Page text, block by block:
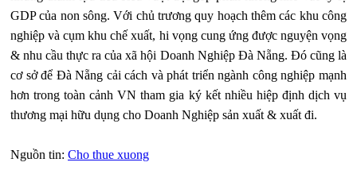
GDP của non sông. Với chủ trương quy hoạch thêm các khu công
nghiệp và cụm khu chế xuất, hi vọng cung ứng được nguyện vọng
& nhu cầu thực ra của xã hội Doanh Nghiệp Đà Nẵng. Đó cũng là
cơ sở để Đà Nẵng cải cách và phát triển ngành công nghiệp mạnh
hơn trong toàn cảnh VN tham gia ký kết nhiều hiệp định dịch vụ
thương mại hữu dụng cho Doanh Nghiệp sản xuất & xuất đi.
Nguồn tin: Cho thue xuong